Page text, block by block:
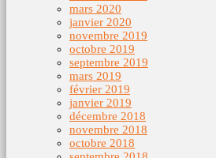
mars 2020
janvier 2020
novembre 2019
octobre 2019
septembre 2019
mars 2019
février 2019
janvier 2019
décembre 2018
novembre 2018
octobre 2018